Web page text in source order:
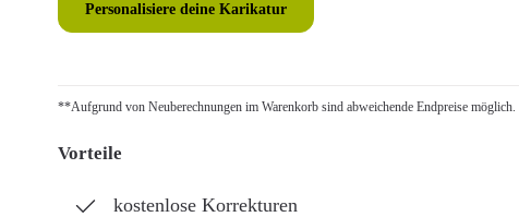
Personalisiere deine Karikatur
**Aufgrund von Neuberechnungen im Warenkorb sind abweichende Endpreise möglich.
Vorteile
kostenlose Korrekturen